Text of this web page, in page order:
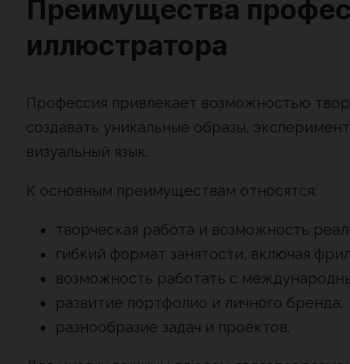
Преимущества
иллюстратора
Профессия привлекает возможностью
создавать уникальные образы,
визуальный язык.
К основным преимуществам относятся:
творческая работа и возможность
гибкий формат занятости, включая
возможность работать с
развитие портфолио и личного бренда;
разнообразие задач и проектов.